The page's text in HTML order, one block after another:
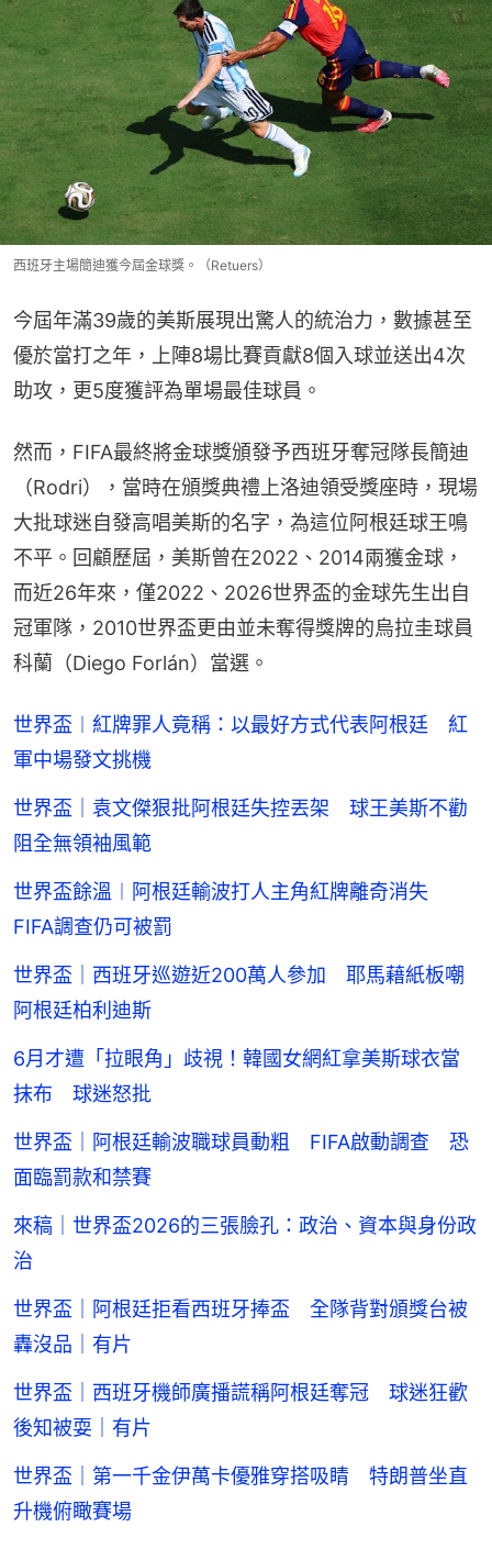
西班牙主場簡迪獲今屆金球獎。（Retuers）
今屆年滿39歲的美斯展現出驚人的統治力，數據甚至
優於當打之年，上陣8場比賽貢獻8個入球並送出4次
助攻，更5度獲評為單場最佳球員。
然而，FIFA最終將金球獎頒發予西班牙奪冠隊長簡迪
（Rodri），當時在頒獎典禮上洛迪領受獎座時，現場
大批球迷自發高唱美斯的名字，為這位阿根廷球王鳴
不平。回顧歷屆，美斯曾在2022、2014兩獲金球，
而近26年來，僅2022、2026世界盃的金球先生出自
冠軍隊，2010世界盃更由並未奪得獎牌的烏拉圭球員
科蘭（Diego Forlán）當選。
世界盃︱紅牌罪人竟稱：以最好方式代表阿根廷 紅
軍中場發文挑機
世界盃｜袁文傑狠批阿根廷失控丟架 球王美斯不勸
阻全無領袖風範
世界盃餘溫︱阿根廷輸波打人主角紅牌離奇消失
FIFA調查仍可被罰
世界盃｜西班牙巡遊近200萬人參加 耶馬藉紙板嘲
阿根廷柏利迪斯
6月才遭「拉眼角」歧視！韓國女網紅拿美斯球衣當
抹布 球迷怒批
世界盃｜阿根廷輸波職球員動粗 FIFA啟動調查 恐
面臨罰款和禁賽
來稿｜世界盃2026的三張臉孔：政治、資本與身份政
治
世界盃｜阿根廷拒看西班牙捧盃 全隊背對頒獎台被
轟沒品｜有片
世界盃｜西班牙機師廣播謊稱阿根廷奪冠 球迷狂歡
後知被耍｜有片
世界盃｜第一千金伊萬卡優雅穿搭吸睛 特朗普坐直
升機俯瞰賽場